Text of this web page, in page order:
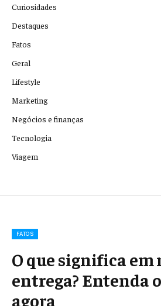
Curiosidades
Destaques
Fatos
Geral
Lifestyle
Marketing
Negócios e finanças
Tecnologia
Viagem
FATOS
O que significa em
entrega? Entenda
agora